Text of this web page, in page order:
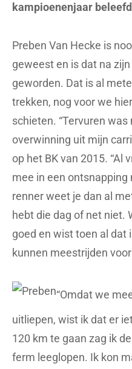
kampioenenjaar
Preben Van Hecke is
geweest en is dat na
geworden. Dat is al
trekken, nog voor we
schieten. “Tervuren
overwinning uit mijn
op het BK van 2015. “Al
mee in een
renner weet je dan al
hebt die dag of net niet.
goed en wist toen al dat
kunnen meestrijden
“Omdat we
uitliepen, wist ik dat er
120 km te gaan zag ik
ferm leeglopen. Ik kon